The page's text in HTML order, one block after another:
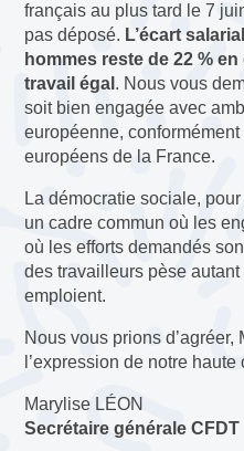
français au plus tard le 7
pas déposé. L’écart
hommes reste de 22 %
travail égal . Nous vous
soit bien engagée avec
européenne,
européens de la France.
La démocratie sociale,
un cadre commun où les
où les efforts demandés
des travailleurs pèse
emploient.
Nous vous prions
l’expression de notre
Marylise LÉON
Secrétaire générale CFDT